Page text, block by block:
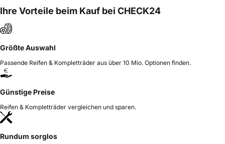
Ihre Vorteile beim Kauf bei CHECK24
Größte Auswahl
Passende Reifen & Kompletträder aus über 10 Mio. Optionen finden.
Günstige Preise
Reifen & Kompletträder vergleichen und sparen.
Rundum sorglos